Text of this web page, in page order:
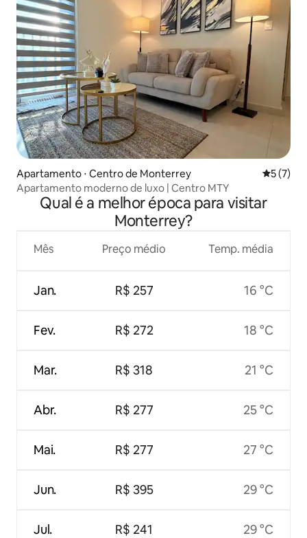
Apartamento ⋅ Centro de Monterrey 5 de
5 (7)
Apartamento moderno de luxo | Centro MTY
Qual é a melhor época para visitar
Monterrey?
Mês
Jan.
Fev.
Mar.
Abr.
Mai.
Jun.
Jul.
Preço médio
R$ 257
R$ 272
R$ 318
R$ 277
R$ 277
R$ 395
R$ 241
Temp. média
16 °C
18 °C
21 °C
25 °C
27 °C
29 °C
29 °C